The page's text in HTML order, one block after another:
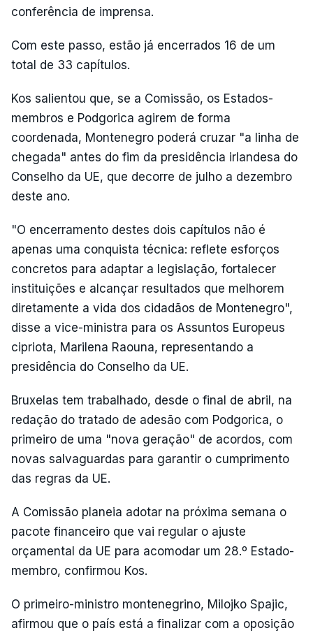
conferência de imprensa.
Com este passo, estão já encerrados 16 de um
total de 33 capítulos.
Kos salientou que, se a Comissão, os Estados-
membros e Podgorica agirem de forma
coordenada, Montenegro poderá cruzar "a linha de
chegada" antes do fim da presidência irlandesa do
Conselho da UE, que decorre de julho a dezembro
deste ano.
"O encerramento destes dois capítulos não é
apenas uma conquista técnica: reflete esforços
concretos para adaptar a legislação, fortalecer
instituições e alcançar resultados que melhorem
diretamente a vida dos cidadãos de Montenegro",
disse a vice-ministra para os Assuntos Europeus
cipriota, Marilena Raouna, representando a
presidência do Conselho da UE.
Bruxelas tem trabalhado, desde o final de abril, na
redação do tratado de adesão com Podgorica, o
primeiro de uma "nova geração" de acordos, com
novas salvaguardas para garantir o cumprimento
das regras da UE.
A Comissão planeia adotar na próxima semana o
pacote financeiro que vai regular o ajuste
orçamental da UE para acomodar um 28.º Estado-
membro, confirmou Kos.
O primeiro-ministro montenegrino, Milojko Spajic,
afirmou que o país está a finalizar com a oposição